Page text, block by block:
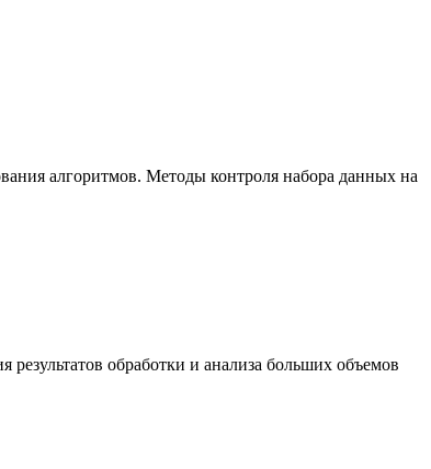
алгоритмов. Методы контроля набора данных на
обработки и анализа больших объемов